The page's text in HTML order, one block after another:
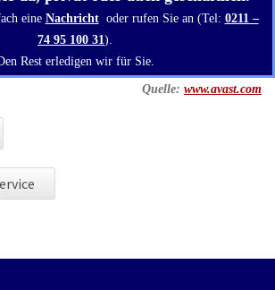
eine Nachrichtoder rufen Sie an (Tel: 0211 –
74 95 100 31).
Rest erledigen wir für Sie.
Quelle: www.avast.com